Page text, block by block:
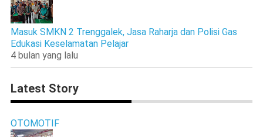
Masuk SMKN 2 Trenggalek, Jasa Raharja dan Polisi Gas
Edukasi Keselamatan Pelajar
4 bulan yang lalu
Latest Story
OTOMOTIF